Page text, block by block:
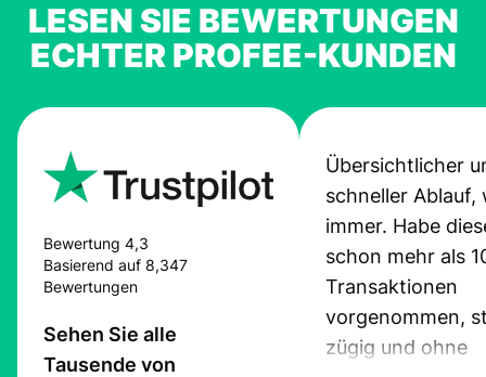
LESEN SIE BEWERTUNGEN
ECHTER PROFEE-KUNDEN
Bewertung 4,3
Basierend auf 8,347
Bewertungen
Sehen Sie alle
Tausende von
Übersichtlicher
schneller Ablauf,
immer. Habe
schon mehr als
Transaktionen
vorgenommen,
zügig und ohne